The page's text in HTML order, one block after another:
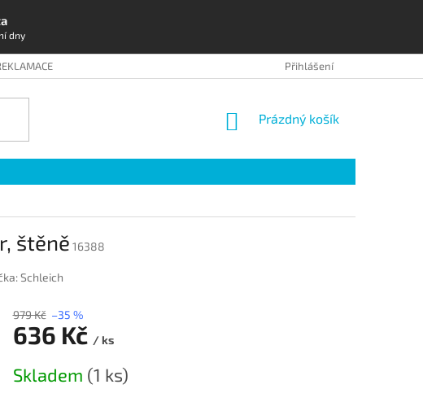
dny
OCHRANA OSOBNÍCH ÚDAJŮ
Přihlášení
NÁKUPNÍ
Prázdný košík
štěně 16388
Schleich
979 Kč –35 %
636 Kč / ks
cena:
Skladem (1 ks)